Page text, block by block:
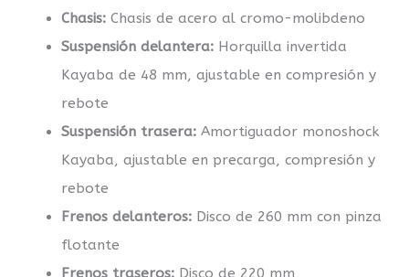
Chasis:Chasis de acero al cromo-molibdeno
Suspensión delantera:Horquilla invertida
Kayaba de 48 mm, ajustable en compresión y
rebote
Suspensión trasera:Amortiguador monoshock
Kayaba, ajustable en precarga, compresión y
rebote
Frenos delanteros:Disco de 260 mm con pinza
flotante
Frenos traseros:Disco de 220 mm